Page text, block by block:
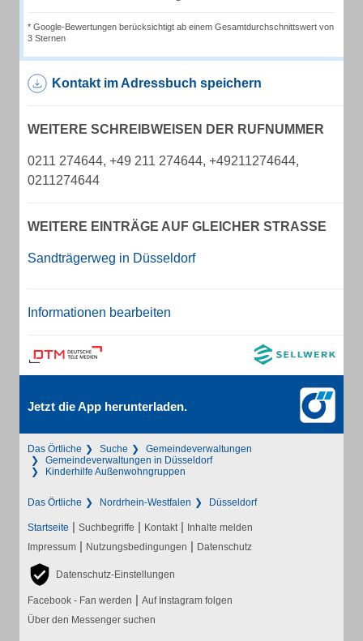
* Google-Bewertungen berücksichtigt ab einem Gesamtdurchschnittswert von
3 Sternen
Kontakt im Adressbuch speichern
WEITERE SCHREIBWEISEN DER RUFNUMMER
0211 274644, +49 211 274644, +49211274644,
0211274644
WEITERE EINTRÄGE AUF GLEICHER STRASSE
Sandträgerweg in Düsseldorf
Informationen bearbeiten
Jetzt die App herunterladen.
Das Örtliche Suche
Gemeindeverwaltungen
Gemeindeverwaltungen in Düsseldorf
Kinderhilfe Außenwohngruppen
Das Örtliche Nordrhein-Westfalen Düsseldorf
Startseite | Suchbegriffe | Kontakt | Inhalte melden
Impressum | Nutzungsbedingungen | Datenschutz
Datenschutz-Einstellungen
Facebook - Fan werden | Auf Instagram folgen
Über den Messenger suchen